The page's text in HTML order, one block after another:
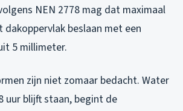
NEN 2778 mag dat maximaal
dakoppervlak beslaan met een
5 millimeter.
zijn niet zomaar bedacht. Water
uur blijft staan, begint de